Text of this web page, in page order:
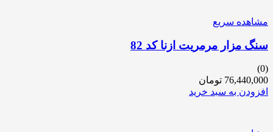
مشاهده سریع
سنگ مزار مرمریت ازنا کد 82
(0)
76,440,000 تومان
افزودن به سبد خرید